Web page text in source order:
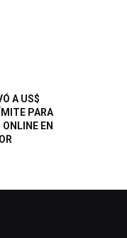
A US$
PARA
EN